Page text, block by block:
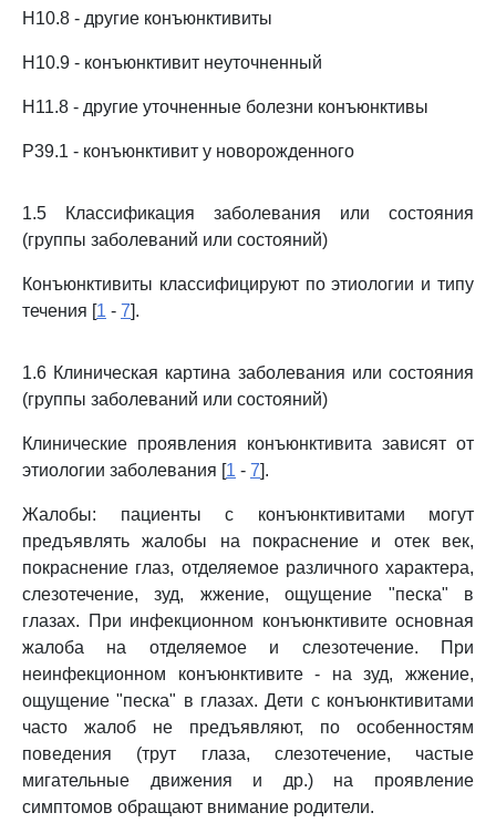
H10.8 - другие конъюнктивиты
H10.9 - конъюнктивит неуточненный
H11.8 - другие уточненные болезни конъюнктивы
P39.1 - конъюнктивит у новорожденного
1.5 Классификация заболевания или состояния
(группы заболеваний или состояний)
Конъюнктивиты классифицируют по этиологии и типу
течения [1 - 7].
1.6 Клиническая картина заболевания или состояния
(группы заболеваний или состояний)
Клинические проявления конъюнктивита зависят от
этиологии заболевания [1 - 7].
Жалобы: пациенты с конъюнктивитами могут
предъявлять жалобы на покраснение и отек век,
покраснение глаз, отделяемое различного характера,
слезотечение, зуд, жжение, ощущение "песка" в
глазах. При инфекционном конъюнктивите основная
жалоба на отделяемое и слезотечение. При
неинфекционном конъюнктивите - на зуд, жжение,
ощущение "песка" в глазах. Дети с конъюнктивитами
часто жалоб не предъявляют, по особенностям
поведения (трут глаза, слезотечение, частые
мигательные движения и др.) на проявление
симптомов обращают внимание родители.